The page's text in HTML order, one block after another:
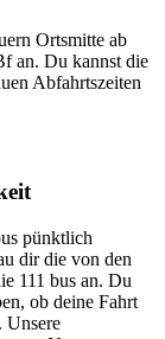
Ortsmitte ab
an. Du kannst die
Abfahrtszeiten
pünktlich
dir die von den
111 bus an. Du
ob deine Fahrt
Unsere